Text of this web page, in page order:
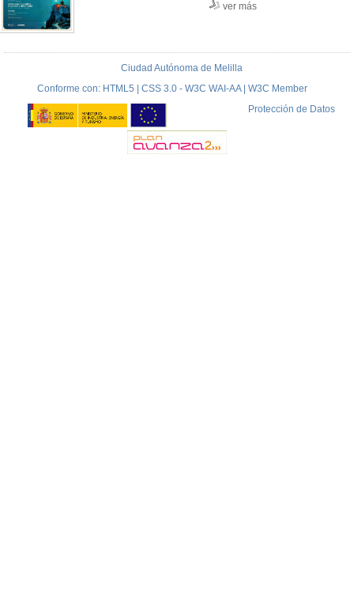
ver más
Ciudad Autónoma de Melilla
Conforme con: HTML5 | CSS 3.0 - W3C WAI-AA | W3C Member
Protección de Datos